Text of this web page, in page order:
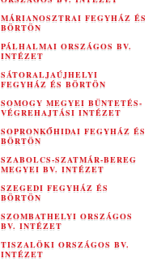
MÁRIANOSZTRAI FEGYHÁZ ÉS
BÖRTÖN
PÁLHALMAI ORSZÁGOS BV.
INTÉZET
SÁTORALJAÚJHELYI
FEGYHÁZ ÉS BÖRTÖN
SOMOGY MEGYEI BÜNTETÉS-
VÉGREHAJTÁSI INTÉZET
SOPRONKŐHIDAI FEGYHÁZ ÉS
BÖRTÖN
SZABOLCS-SZATMÁR-BEREG
MEGYEI BV. INTÉZET
SZEGEDI FEGYHÁZ ÉS
BÖRTÖN
SZOMBATHELYI ORSZÁGOS
BV. INTÉZET
TISZALÖKI ORSZÁGOS BV.
INTÉZET